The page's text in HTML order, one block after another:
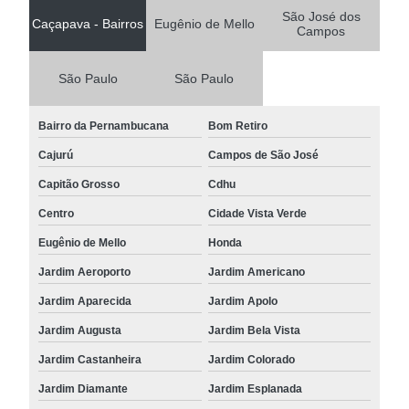
Caçapava - Bairros Eugênio de Mello
São José dos
Campos
São Paulo São Paulo
Bairro da Pernambucana Bom Retiro
Cajurú Campos de São José
Capitão Grosso Cdhu
Centro Cidade Vista Verde
Eugênio de Mello Honda
Jardim Aeroporto Jardim Americano
Jardim Aparecida Jardim Apolo
Jardim Augusta Jardim Bela Vista
Jardim Castanheira Jardim Colorado
Jardim Diamante Jardim Esplanada